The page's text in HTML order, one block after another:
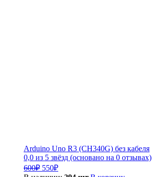
Arduino Uno R3 (CH340G) без кабеля
0,0 из 5 звёзд (основано на 0 отзывах)
600₽ Первоначальная
цена
550₽Текущая
цена: